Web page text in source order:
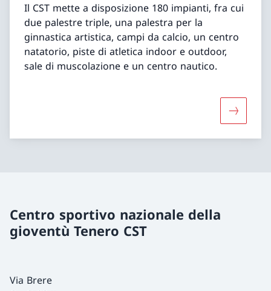
Il CST mette a disposizione 180 impianti, fra cui
due palestre triple, una palestra per la
ginnastica artistica, campi da calcio, un centro
natatorio, piste di atletica indoor e outdoor,
sale di muscolazione e un centro nautico.
Centro sportivo nazionale della
gioventù Tenero CST
Via Brere